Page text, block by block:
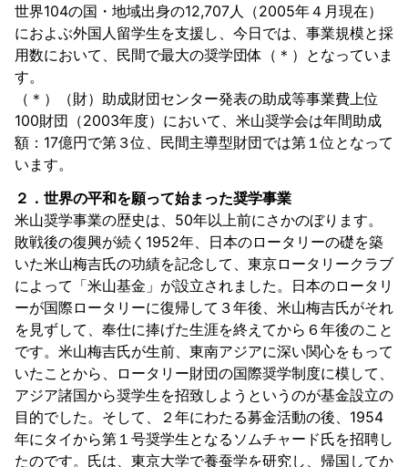
世界104の国・地域出身の12,707人（2005年４月現在）
におよぶ外国人留学生を支援し、今日では、事業規模と採
用数において、民間で最大の奨学団体（＊）となっていま
す。
（＊）（財）助成財団センター発表の助成等事業費上位
100財団（2003年度）において、米山奨学会は年間助成
額：17億円で第３位、民間主導型財団では第１位となって
います。
２．世界の平和を願って始まった奨学事業
米山奨学事業の歴史は、50年以上前にさかのぼります。
敗戦後の復興が続く1952年、日本のロータリーの礎を築
いた米山梅吉氏の功績を記念して、東京ロータリークラブ
によって「米山基金」が設立されました。日本のロータリ
ーが国際ロータリーに復帰して３年後、米山梅吉氏がそれ
を見ずして、奉仕に捧げた生涯を終えてから６年後のこと
です。米山梅吉氏が生前、東南アジアに深い関心をもって
いたことから、ロータリー財団の国際奨学制度に模して、
アジア諸国から奨学生を招致しようというのが基金設立の
目的でした。そして、２年にわたる募金活動の後、1954
年にタイから第１号奨学生となるソムチャード氏を招聘し
たのです。氏は、東京大学で養蚕学を研究し、帰国してか